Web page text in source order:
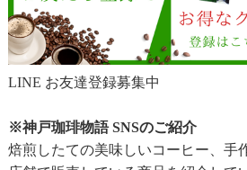
LINE お友達登録募集中
※神戸珈琲物語 SNSのご紹介
焙煎したての美味しいコーヒー、手